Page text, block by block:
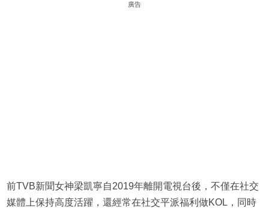
廣告
前TVB新聞女神梁凱寧自2019年離開電視台後，不僅在社交
媒體上保持高度活躍，還經常在社交平派福利做KOL，同時